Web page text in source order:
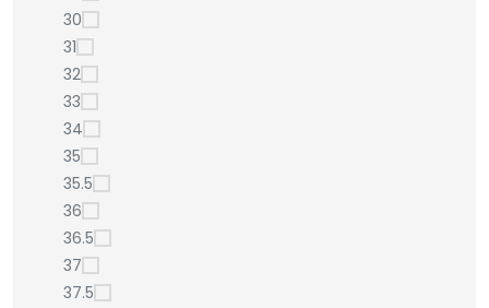
30
31
32
33
34
35
35.5
36
36.5
37
37.5